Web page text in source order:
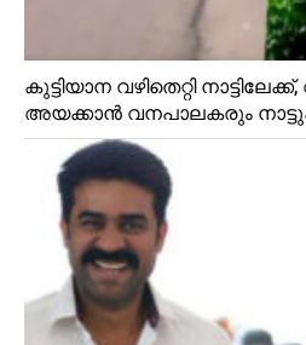
കുട്ടിയാന വഴിതെറ്റി
അയക്കാൻ വനപാലകരും